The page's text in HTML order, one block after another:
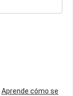
Aprende cómo se